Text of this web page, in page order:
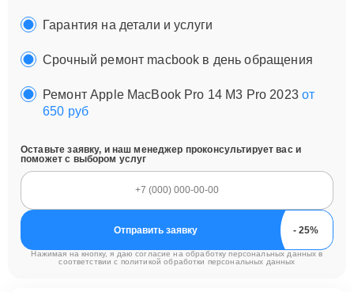
Гарантия на детали и услуги
Срочный ремонт macbook в день обращения
Ремонт Apple MacBook Pro 14 M3 Pro 2023 от
650 руб
Оставьте заявку, и наш менеджер проконсультирует вас и
поможет с выбором услуг
Отправить заявку
Нажимая на кнопку, я даю согласие на обработку персональных данных в
соответствии с политикой обработки персональных данных